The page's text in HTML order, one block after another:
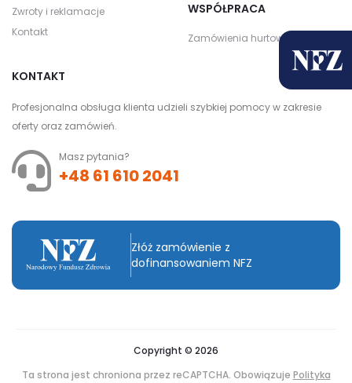
Zwroty i reklamacje
Kontakt
WSPÓŁPRACA
Zamówienia hurtowe
KONTAKT
Profesjonalna obsługa klienta udzieli szybkiej pomocy w zakresie
oferty oraz zamówień.
Masz pytania?
+48 61 610 2041
Złóż zamówienie z
dofinansowaniem NFZ
Copyright © 2026
Ta strona jest chroniona przez reCAPTCHA. Obowiązuje Polityka